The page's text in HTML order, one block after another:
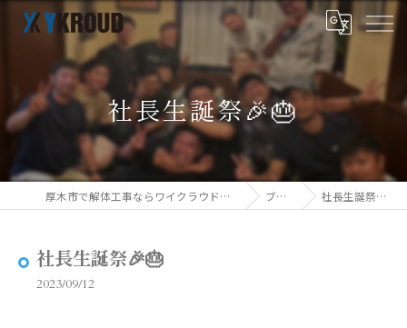
社長生誕祭🎉🎂
厚木市で解体工事ならワイクラウド株式会社 ブログ 社長生誕祭🎉🎂
社長生誕祭🎉🎂
2023/09/12